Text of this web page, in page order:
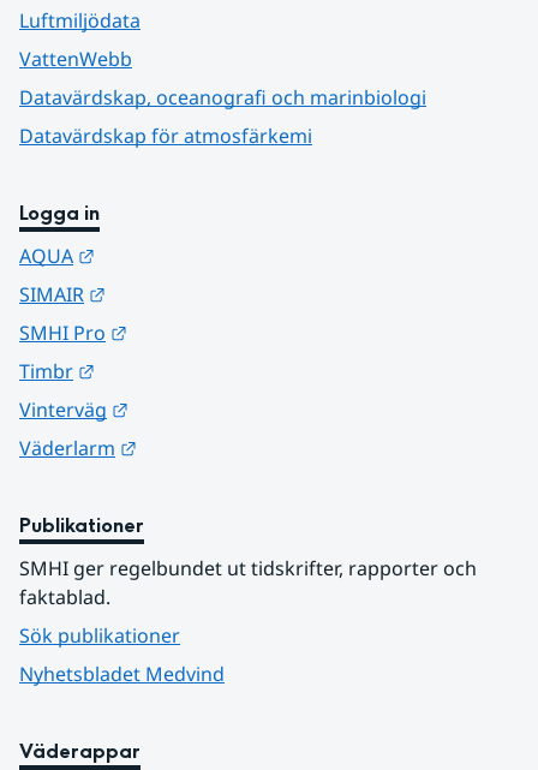
Luftmiljödata
VattenWebb
Datavärdskap, oceanografi och marinbiologi
Datavärdskap för atmosfärkemi
Logga in
AQUA
SIMAIR
SMHI Pro
Timbr
Vinterväg
Väderlarm
Publikationer
SMHI ger regelbundet ut tidskrifter, rapporter och
faktablad.
Sök publikationer
Nyhetsbladet Medvind
Väderappar